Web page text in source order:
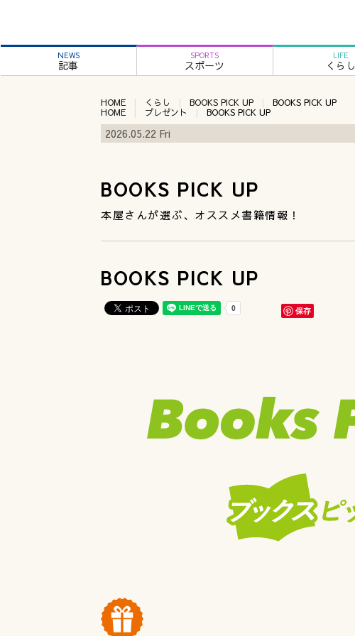
NEWS
記事
SPORTS
スポーツ
LIFE
くらし
HOME くらし BOOKS PICK UP
BOOKS PICK UP
HOME
プレゼント BOOKS PICK UP
2026.05.22 Fri
BOOKS PICK UP
本屋さんが選ぶ、オススメ書籍情報！
BOOKS PICK UP
保存